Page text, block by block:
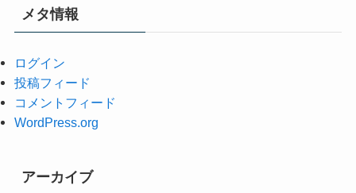
メタ情報
ログイン
投稿フィード
コメントフィード
WordPress.org
アーカイブ